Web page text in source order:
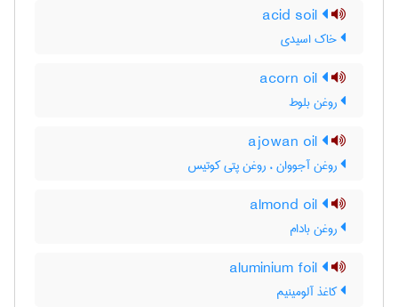
خاک اسیدی
روغن بلوط
روغن آجووان ، روغن پتی کوتیس
روغن بادام
کاغذ آلومینیم